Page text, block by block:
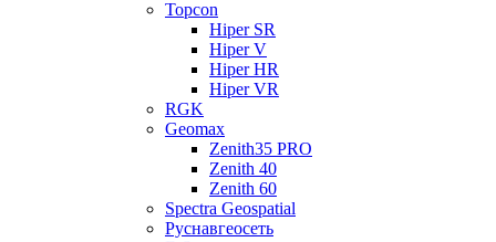
Topcon
Hiper SR
Hiper V
Hiper HR
Hiper VR
RGK
Geomax
Zenith35 PRO
Zenith 40
Zenith 60
Spectra Geospatial
Руснавгеосеть